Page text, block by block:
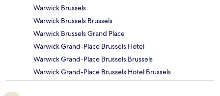
Warwick Brussels
Warwick Brussels Brussels
Warwick Brussels Grand Place
Warwick Grand-Place Brussels Hotel
Warwick Grand-Place Brussels Brussels
Warwick Grand-Place Brussels Hotel Brussels